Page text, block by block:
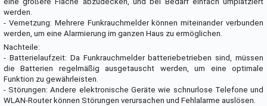
werden.
- Vernetzung: Mehrere Funkrauchmelder können miteinander verbunden
werden, um eine Alarmierung im ganzen Haus zu ermöglichen.
Nachteile:
- Batterielaufzeit: Da Funkrauchmelder batteriebetrieben sind, müssen
die Batterien regelmäßig ausgetauscht werden, um eine optimale
Funktion zu gewährleisten.
- Störungen: Andere elektronische Geräte wie schnurlose Telefone und
WLAN-Router können Störungen verursachen und Fehlalarme auslösen.